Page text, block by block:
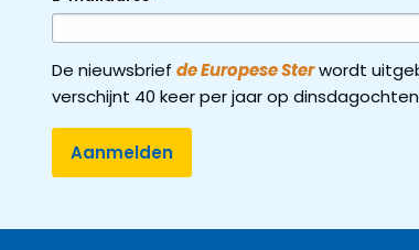
De nieuwsbrief de Europese Sterwordt
verschijnt 40 keer per jaar op